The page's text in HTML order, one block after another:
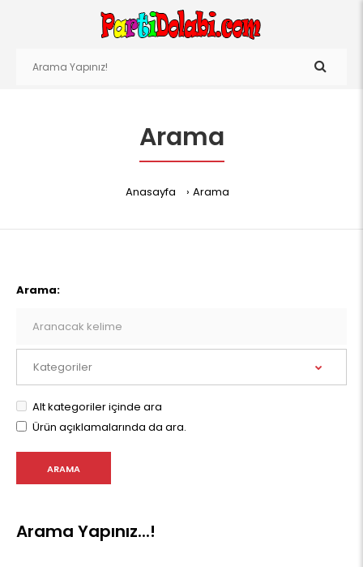
Arama
Anasayfa Arama
Arama:
Alt kategoriler içinde ara
Ürün açıklamalarında da ara.
Arama Yapınız...!